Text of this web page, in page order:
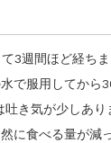
3週間ほど経ち
で服用してから
吐き気が少しあ
に食べる量が減